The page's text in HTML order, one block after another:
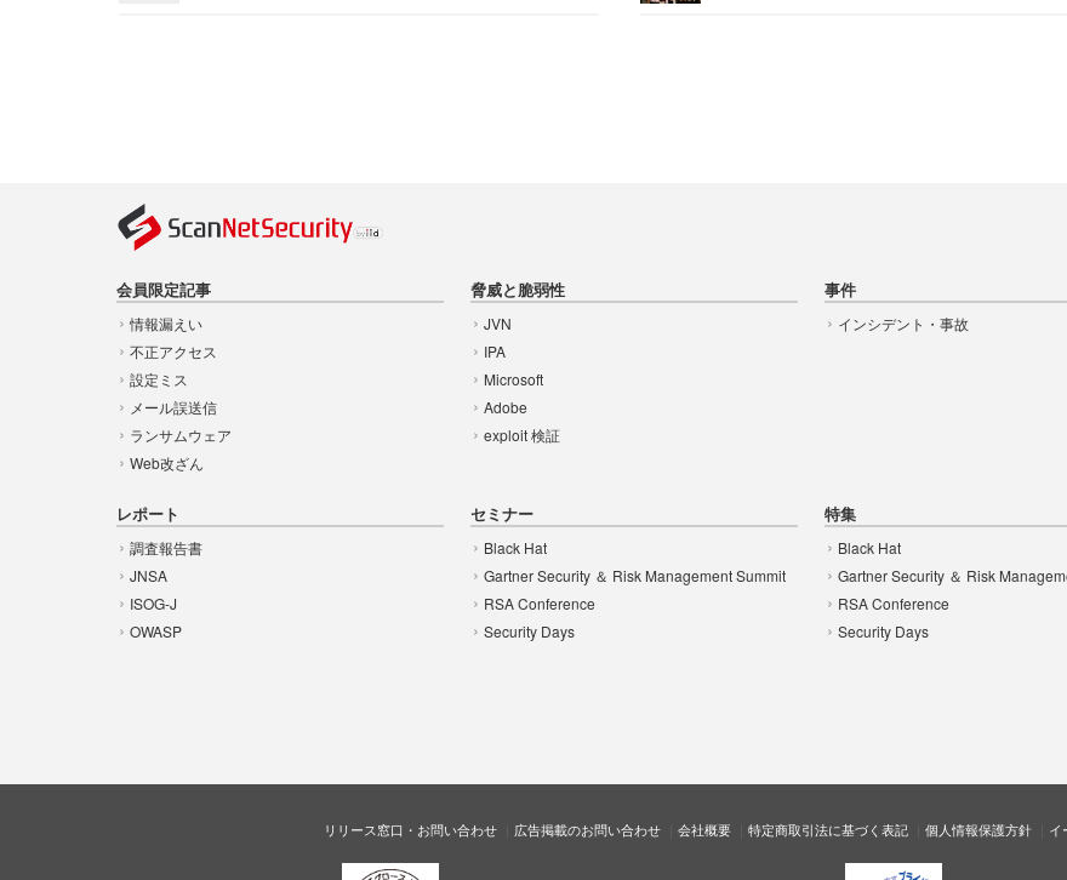
会員限定記事
情報漏えい
不正アクセス
設定ミス
メール誤送信
ランサムウェア
Web改ざん
脅威と脆弱性
JVN
IPA
Microsoft
Adobe
exploit 検証
事件
インシデント・事故
レポート
調査報告書
JNSA
ISOG-J
OWASP
セミナー
Black Hat
Gartner Security ＆ Risk Management Summit
RSA Conference
Security Days
特集
Black Hat
Gartner Security ＆ Risk
RSA Conference
Security Days
リリース窓口・お問い合わせ 広告掲載のお問い合わせ 会社概要 特定商取引法に基づく表記 個人情報保護方針 イ